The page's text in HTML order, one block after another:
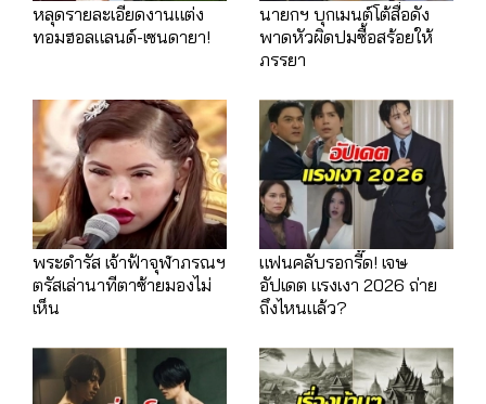
หลุดรายละเอียดงานแต่ง
ทอมฮอลแลนด์-เซนดายา!
นายกฯ บุกเมนต์โต้สื่อดัง
พาดหัวผิดปมซื้อสร้อยให้
ภรรยา
พระดำรัส เจ้าฟ้าจุฬาภรณฯ
ตรัสเล่านาทีตาซ้ายมองไม่
เห็น
แฟนคลับรอกรี๊ด! เจษ
อัปเดต แรงเงา 2026 ถ่าย
ถึงไหนแล้ว?